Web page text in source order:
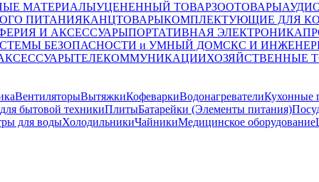
МАТЕРИАЛЫУЦЕНЕННЫЙ ТОВАРЗООТОВАРЫ
ПИТАНИЯКАНЦТОВАРЫКОМПЛЕКТУЮЩИЕ ДЛЯ
И АКСЕССУАРЫПОРТАТИВНАЯ ЭЛЕКТРОНИКА
БЕЗОПАСНОСТИ и УМНЫЙ ДОМСКС И
ТЕЛЕКОММУНИКАЦИИХОЗЯЙСТВЕННЫЕ
ВентиляторыВытяжкиКофеваркиВодонагревателиКухонные
бытовой техникиПлитыБатарейки (Элементы питания)
для водыХолодильникиЧайникиМедицинское оборудование